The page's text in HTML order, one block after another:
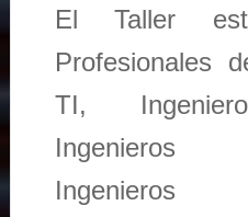
El Taller
Profesionales
TI,
Ingenieros
Ingenieros